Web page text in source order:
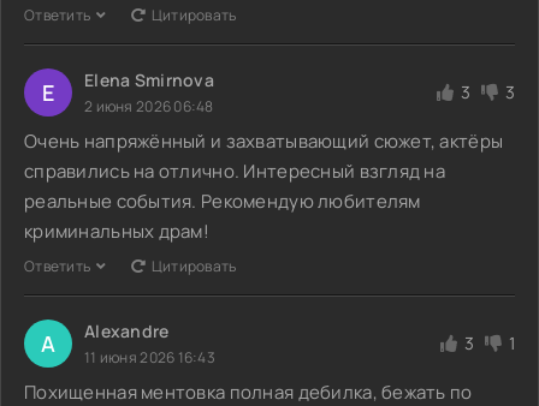
Ответить Цитировать
E Elena Smirnova
2 июня 2026 06:48
3 3
Очень напряжённый и захватывающий сюжет, актёры
справились на отлично. Интересный взгляд на
реальные события. Рекомендую любителям
криминальных драм!
Ответить Цитировать
A Alexandre
11 июня 2026 16:43
3 1
Похищенная ментовка полная дебилка, бежать по